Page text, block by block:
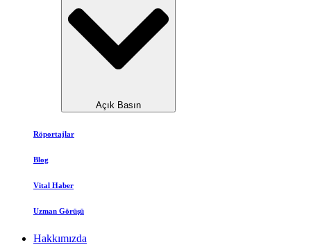
Açık Basın
Röportajlar
Blog
Vital Haber
Uzman Görüşü
Hakkımızda